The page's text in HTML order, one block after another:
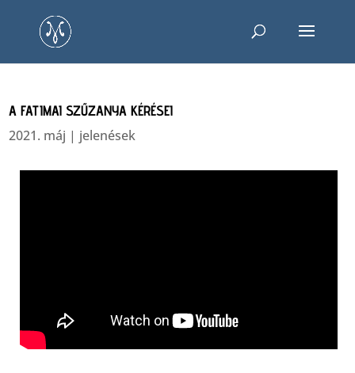
A FATIMAI SZŰZANYA KÉRÉSEI
2021. máj | jelenések